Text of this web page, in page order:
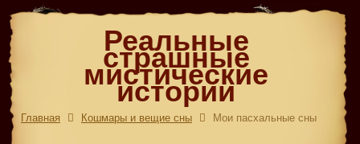
Реальные
страшные
мистические
истории
Главная Кошмары и вещие сны Мои пасхальные сны